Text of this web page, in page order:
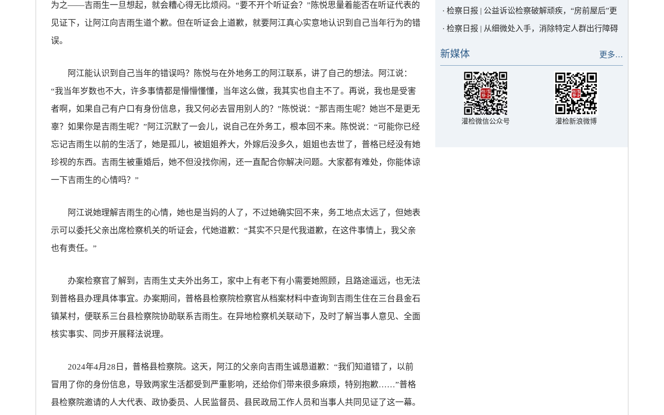
为之——吉雨生一旦想起，就会糟心得无比烦闷。“要不开个听证会？”陈悦思量着能否在听证代表的
见证下，让阿江向吉雨生道个歉。但在听证会上道歉，就要阿江真心实意地认识到自己当年行为的错
误。
阿江能认识到自己当年的错误吗？陈悦与在外地务工的阿江联系，讲了自己的想法。阿江说：
“我当年岁数也不大，许多事情都是懵懵懂懂，当年这么做，我其实也自主不了。再说，我也是受害
者啊，如果自己有户口有身份信息，我又何必去冒用别人的？”陈悦说：“那吉雨生呢？她岂不是更无
辜？如果你是吉雨生呢？”阿江沉默了一会儿，说自己在外务工，根本回不来。陈悦说：“可能你已经
忘记吉雨生以前的生活了，她是孤儿，被姐姐养大，外嫁后没多久，姐姐也去世了，普格已经没有她
珍视的东西。吉雨生被重婚后，她不但没找你闹，还一直配合你解决问题。大家都有难处，你能体谅
一下吉雨生的心情吗？”
阿江说她理解吉雨生的心情，她也是当妈的人了，不过她确实回不来，务工地点太远了，但她表
示可以委托父亲出席检察机关的听证会，代她道歉：“其实不只是代我道歉，在这件事情上，我父亲
也有责任。”
办案检察官了解到，吉雨生丈夫外出务工，家中上有老下有小需要她照顾，且路途遥远，也无法
到普格县办理具体事宜。办案期间，普格县检察院检察官从档案材料中查询到吉雨生住在三台县金石
镇某村，便联系三台县检察院协助联系吉雨生。在异地检察机关联动下，及时了解当事人意见、全面
核实事实、同步开展释法说理。
2024年4月28日，普格县检察院。这天，阿江的父亲向吉雨生诚恳道歉：“我们知道错了，以前
冒用了你的身份信息，导致两家生活都受到严重影响，还给你们带来很多麻烦，特别抱歉……”普格
县检察院邀请的人大代表、政协委员、人民监督员、县民政局工作人员和当事人共同见证了这一幕。
· 检察日报 | 公益诉讼检察破解顽疾，“房前屋后”更
宜居
· 检察日报 | 从细微处入手，消除特定人群出行障碍
更多…
新媒体
灌检微信公众号 灌检新浪微博